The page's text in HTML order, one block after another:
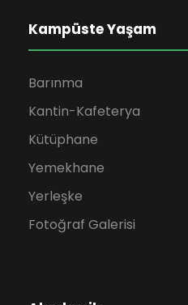
Kampüste Yaşam
Barınma
Kantin-Kafeterya
Kütüphane
Yemekhane
Yerleşke
Fotoğraf Galerisi